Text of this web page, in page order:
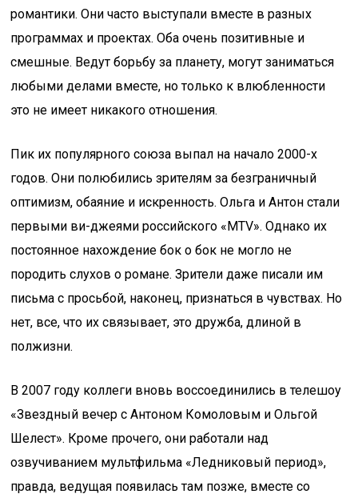
романтики. Они часто выступали вместе в разных
программах и проектах. Оба очень позитивные и
смешные. Ведут борьбу за планету, могут заниматься
любыми делами вместе, но только к влюбленности
это не имеет никакого отношения.
Пик их популярного союза выпал на начало 2000-х
годов. Они полюбились зрителям за безграничный
оптимизм, обаяние и искренность. Ольга и Антон стали
первыми ви-джеями российского «MTV». Однако их
постоянное нахождение бок о бок не могло не
породить слухов о романе. Зрители даже писали им
письма с просьбой, наконец, признаться в чувствах. Но
нет, все, что их связывает, это дружба, длиной в
полжизни.
В 2007 году коллеги вновь воссоединились в телешоу
«Звездный вечер с Антоном Комоловым и Ольгой
Шелест». Кроме прочего, они работали над
озвучиванием мультфильма «Ледниковый период»,
правда, ведущая появилась там позже, вместе со